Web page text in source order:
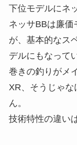
下位モデルにネ
ネッサBBは廉価
が、基本的なス
デルにもなって
巻きの釣りがメ
XR、そうじゃ
ん。
技術特性の違い